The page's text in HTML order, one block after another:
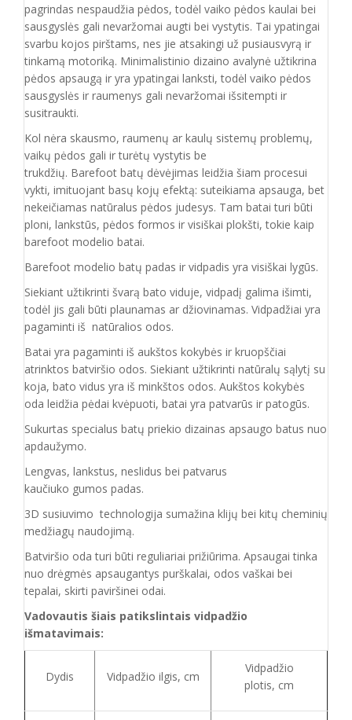
pagrindas nespaudžia pėdos, todėl vaiko pėdos kaulai bei
sausgyslės gali nevaržomai augti bei vystytis. Tai ypatingai
svarbu kojos pirštams, nes jie atsakingi už pusiausvyrą ir
tinkamą motoriką. Minimalistinio dizaino avalynė užtikrina
pėdos apsaugą ir yra ypatingai lanksti, todėl vaiko pėdos
sausgyslės ir raumenys gali nevaržomai išsitempti ir
susitraukti.
Kol nėra skausmo, raumenų ar kaulų sistemų problemų,
vaikų pėdos gali ir turėtų vystytis be
trukdžių. Barefoot batų dėvėjimas leidžia šiam procesui
vykti, imituojant basų kojų efektą: suteikiama apsauga, bet
nekeičiamas natūralus pėdos judesys. Tam batai turi būti
ploni, lankstūs, pėdos formos ir visiškai plokšti, tokie kaip
barefoot modelio batai.
Barefoot modelio batų padas ir vidpadis yra visiškai lygūs.
Siekiant užtikrinti švarą bato viduje, vidpadį galima išimti,
todėl jis gali būti plaunamas ar džiovinamas. Vidpadžiai yra
pagaminti iš natūralios odos.
Batai yra pagaminti iš aukštos kokybės ir kruopščiai
atrinktos batviršio odos. Siekiant užtikrinti natūralų sąlytį su
koja, bato vidus yra iš minkštos odos. Aukštos kokybės
oda leidžia pėdai kvėpuoti, batai yra patvarūs ir patogūs.
Sukurtas specialus batų priekio dizainas apsaugo batus nuo
apdaužymo.
Lengvas, lankstus, neslidus bei patvarus
kaučiuko gumos padas.
3D susiuvimo technologija sumažina klijų bei kitų cheminių
medžiagų naudojimą.
Batviršio oda turi būti reguliariai prižiūrima. Apsaugai tinka
nuo drėgmės apsaugantys purškalai, odos vaškai bei
tepalai, skirti paviršinei odai.
Vadovautis šiais patikslintais vidpadžio
išmatavimais:
Dydis Vidpadžio ilgis, cm
Vidpadžio
plotis, cm